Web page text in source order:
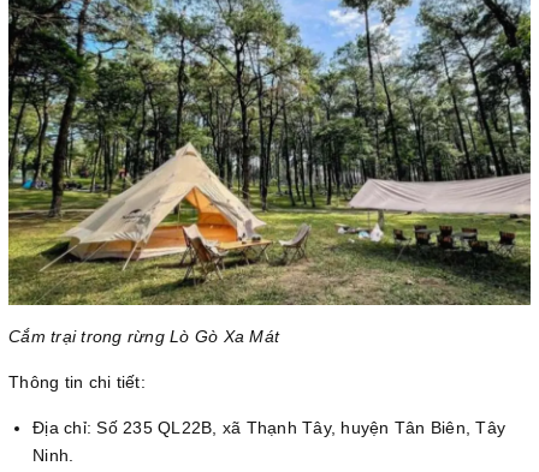
Cắm trại trong rừng Lò Gò Xa Mát
Thông tin chi tiết:
Địa chỉ: Số 235 QL22B, xã Thạnh Tây, huyện Tân Biên, Tây
Ninh.